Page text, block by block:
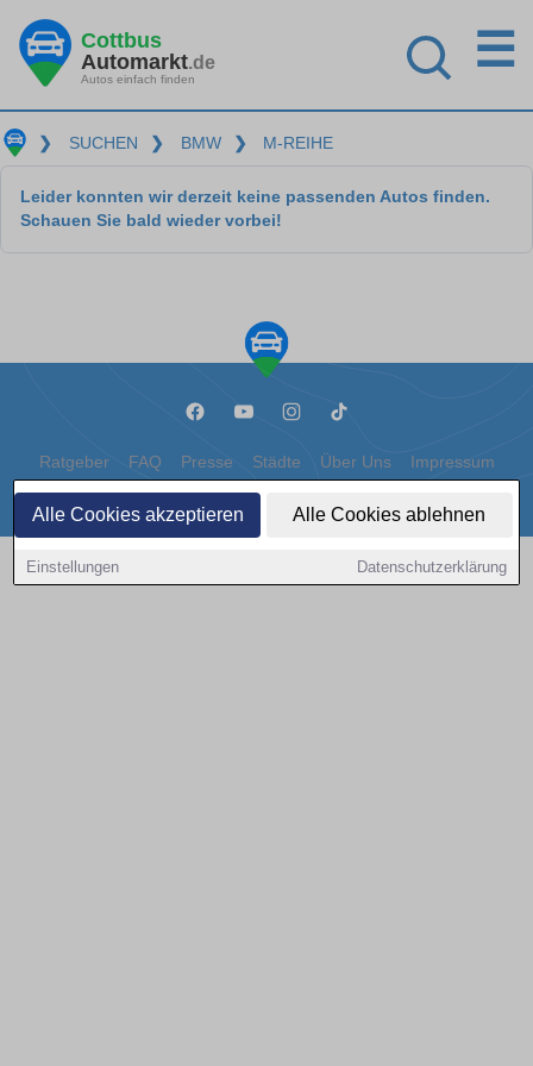
Alle Cookies akzeptieren Alle Cookies ablehnen
Einstellungen Datenschutzerklärung
Cottbus
Automarkt.de
Autos einfach finden
☰
❯ SUCHEN ❯ BMW ❯ M-REIHE
Leider konnten wir derzeit keine passenden Autos finden.
Schauen Sie bald wieder vorbei!
Ratgeber FAQ Presse Städte Über Uns Impressum
Datenschutz Cookies
Copyright © 2000 - 2026 | 1A Infosysteme GmbH | Content by: 1a-sites-autos